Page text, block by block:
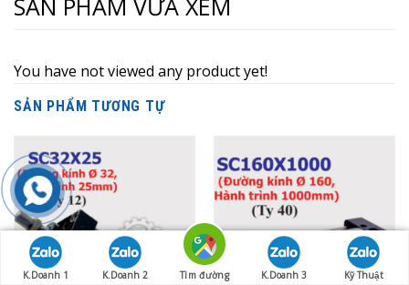
SẢN PHẨM VỪA XEM
You have not viewed any product yet!
SẢN PHẨM TƯƠNG TỰ
K.Doanh 1 K.Doanh 2 Tìm đường K.Doanh 3 Kỹ Thuật